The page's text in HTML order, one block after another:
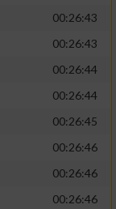
00:26:43
00:26:43
00:26:44
00:26:44
00:26:45
00:26:46
00:26:46
00:26:46